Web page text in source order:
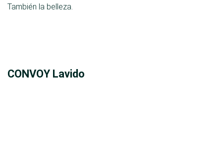
También la belleza.
CONVOY Lavido